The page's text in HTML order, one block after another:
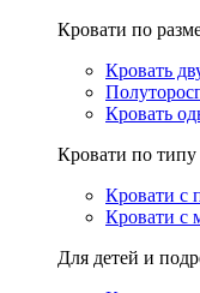
Кровати по
Кровать
Кровать
Кровати по типу
Кровати с
Кровати с
Для детей и